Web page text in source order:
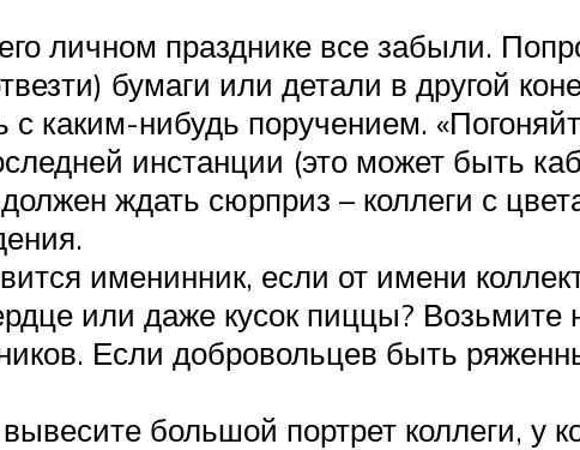
личном празднике все забыли.
бумаги или детали в другой
каким-нибудь поручением.
инстанции (это может быть
ждать сюрприз – коллеги с
именинник, если от имени
или даже кусок пиццы? Возьмите
Если добровольцев быть
большой портрет коллеги, у